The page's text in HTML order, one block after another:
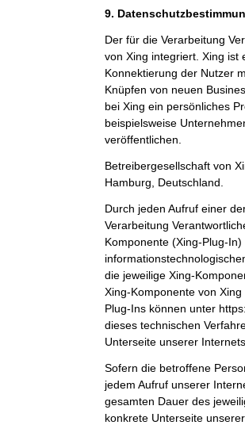
9.
Der für die Verarbeitung
von Xing integriert. Xing ist
Konnektierung der Nutzer
Knüpfen von neuen
bei Xing ein persönliches
beispielsweise
veröffentlichen.
Betreibergesellschaft von
Hamburg, Deutschland.
Durch jeden Aufruf einer
Verarbeitung
Komponente (Xing-Plug-
die jeweilige Xing-
Xing-Komponente von
Plug-Ins können unter
dieses technischen
Unterseite unserer
Sofern die betroffene
jedem Aufruf unserer
gesamten Dauer des
konkrete Unterseite